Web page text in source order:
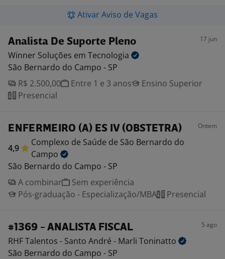
Ativar Aviso de Vagas
Analista De Suporte Pleno 17 jun
Winner Soluções em Tecnologia
São Bernardo do Campo - SP
R$ 2.500,00
Entre 1 e 3 anos
Ensino Superior
Presencial
ENFERMEIRO (A) ES IV (OBSTETRA) Ontem
4,9
Complexo de Saúde de São Bernardo do
Campo
São Bernardo do Campo - SP
A combinar
Sem experiência
Pós-graduação - Especialização/MBA
Presencial
#1369 - ANALISTA FISCAL 5 ago
RHF Talentos - Santo André - Marli Toninatto
São Bernardo do Campo - SP